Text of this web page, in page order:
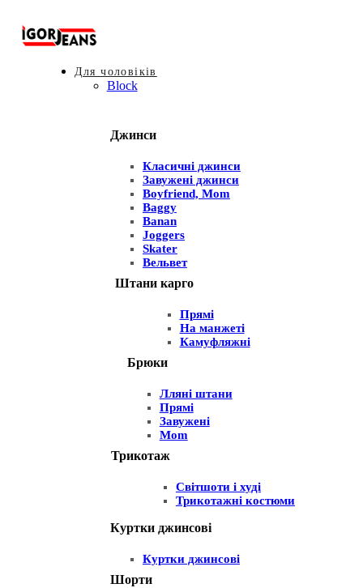
Для чоловіків
Block
Джинси
Класичні джинси
Завужені джинси
Boyfriend, Mom
Baggy
Banan
Joggers
Skater
Вельвет
Штани карго
Прямі
На манжеті
Камуфляжні
Брюки
Лляні штани
Прямі
Завужені
Mom
Трикотаж
Світшоти і худі
Трикотажні костюми
Куртки джинсові
Куртки джинсові
Шорти